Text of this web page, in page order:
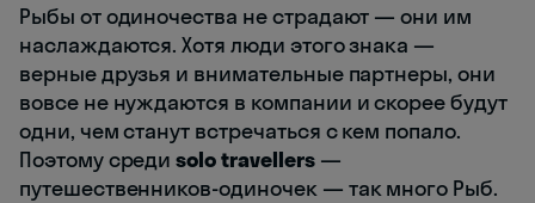
Рыбы от одиночества не страдают — они им
наслаждаются. Хотя люди этого знака —
верные друзья и внимательные партнеры, они
вовсе не нуждаются в компании и скорее будут
одни, чем станут встречаться с кем попало.
Поэтому средиsolo travellers—
путешественников-одиночек — так много Рыб.